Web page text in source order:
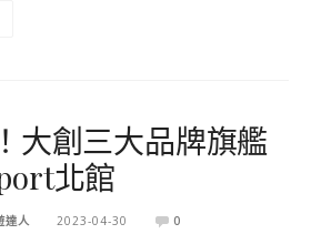
大創三大品牌旗艦
北館
達人 2023-04-30 0